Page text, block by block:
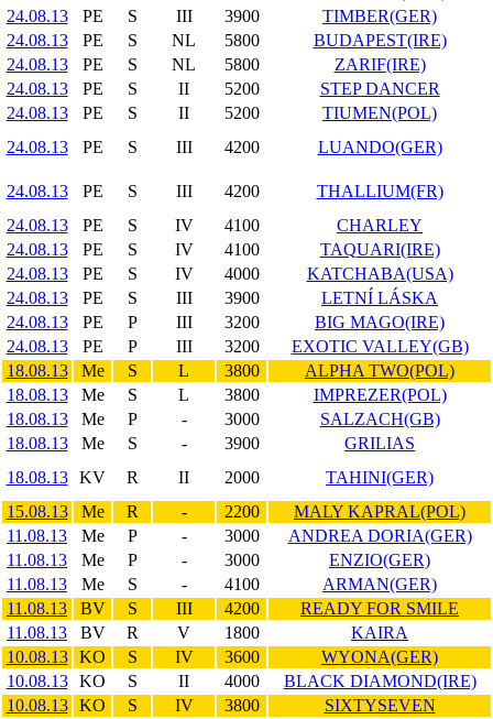
24.08.13
PE S III 3900
TIMBER(GER)
24.08.13
PE S NL 5800
BUDAPEST(IRE)
24.08.13
PE S NL 5800
ZARIF(IRE)
24.08.13
PE S II 5200
STEP DANCER
24.08.13
PE S II 5200
TIUMEN(POL)
24.08.13
PE S III 4200 LUANDO(GER)
24.08.13 PE S III 4200
THALLIUM(FR)
24.08.13
PE S IV 4100
CHARLEY
24.08.13
PE S IV 4100
TAQUARI(IRE)
24.08.13
PE S IV 4000
KATCHABA(USA)
24.08.13
PE S III 3900
LETNÍ LÁSKA
24.08.13
PE P III 3200
BIG MAGO(IRE)
24.08.13
PE P III 3200
EXOTIC VALLEY(GB)
18.08.13
Me S L 3800
ALPHA TWO(POL)
18.08.13
Me S L 3800
IMPREZER(POL)
18.08.13
Me P - 3000
SALZACH(GB)
18.08.13
Me S - 3900
GRILIAS
18.08.13
KV R II 2000
TAHINI(GER)
15.08.13
Me R - 2200
MALY KAPRAL(POL)
11.08.13
Me P - 3000
ANDREA DORIA(GER)
11.08.13
Me P - 3000
ENZIO(GER)
11.08.13
Me S - 4100
ARMAN(GER)
11.08.13
BV S III 4200
READY FOR SMILE
11.08.13
BV R V 1800
KAIRA
10.08.13
KO S IV 3600
WYONA(GER)
10.08.13
KO S II 4000
BLACK DIAMOND(IRE)
10.08.13
KO S IV 3800
SIXTYSEVEN